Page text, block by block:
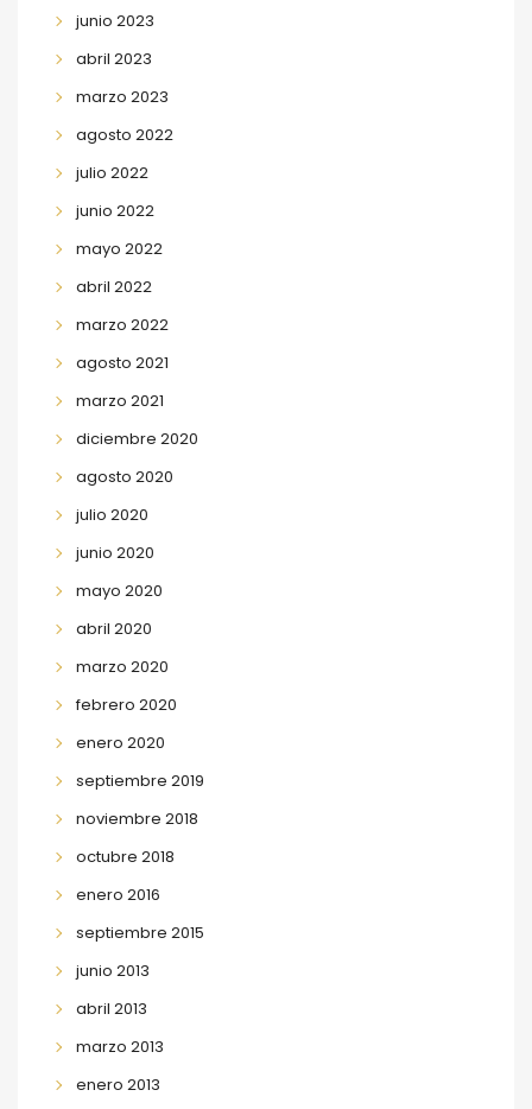
junio 2023
abril 2023
marzo 2023
agosto 2022
julio 2022
junio 2022
mayo 2022
abril 2022
marzo 2022
agosto 2021
marzo 2021
diciembre 2020
agosto 2020
julio 2020
junio 2020
mayo 2020
abril 2020
marzo 2020
febrero 2020
enero 2020
septiembre 2019
noviembre 2018
octubre 2018
enero 2016
septiembre 2015
junio 2013
abril 2013
marzo 2013
enero 2013